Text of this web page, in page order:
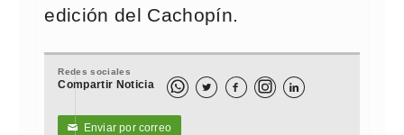
edición del Cachopín.
Redes sociales
Compartir Noticia   
✉ Enviar por correo